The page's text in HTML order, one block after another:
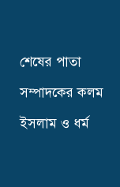
শেষের পাতা
সম্পাদকের কলম
ইসলাম ও ধর্ম